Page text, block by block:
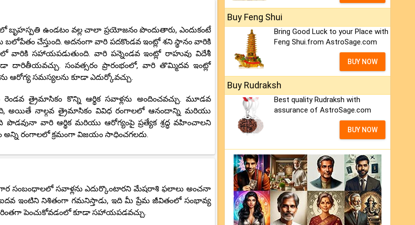
బృహస్పతి ఉండటం వల్ల చాలా ప్రయోజనం పొందుతారు, ఎందుకంటే
బలోపేతం చేస్తుంది. అదనంగా వారి పదకొండవ ఇంట్లో శని స్థానం వారికి
వారికి సహాయపడుతుంది. వారి పన్నెండవ ఇంట్లో రాహువు విదేశీ
దారితీయవచ్చు. సంవత్సరం ప్రారంభంలో, వారి తొమ్మిదవ ఇంట్లో
ఆరోగ్య సమస్యలను కూడా ఎదుర్కోవచ్చు.
త్రైమాసికం కొన్ని ఆర్థిక సవాళ్లను అందించవచ్చు. మూడవ
అయితే నాల్గవ త్రైమాసికం వివిధ రంగాలలో ఆనందాన్ని మరియు
పొడవునా వారి ఆర్థిక మరియు ఆరోగ్యంపై ప్రత్యేక శ్రద్ధ వహించాలని
అన్ని రంగాలలో క్రమంగా విజయం సాధించగలదు.
సంబంధాలలో సవాళ్లను ఎదుర్కొంటారని మేషరాశి ఫలాలు అంచనా
ఇంటిని నిశితంగా గమనిస్తాడు, ఇది మీ ప్రేమ జీవితంలో సంభావ్య
పెంచుకోవడంలో కూడా సహాయపడవచ్చు.
Buy Feng Shui
Bring Good Luck to your Place with
Feng Shui.from AstroSage.com
BUY NOW
Buy Rudraksh
Best quality Rudraksh with
assurance of AstroSage.com
BUY NOW